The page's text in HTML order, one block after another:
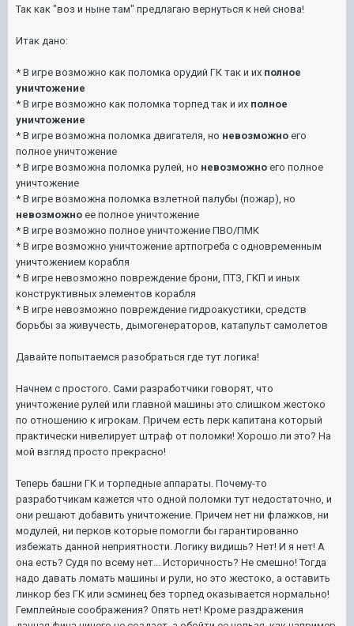
Так как "воз и ныне там" предлагаю вернуться к ней снова!
Итак дано:
* В игре возможно как поломка орудий ГК так и их полное
уничтожение
* В игре возможно как поломка торпед так и их полное
уничтожение
* В игре возможна поломка двигателя, но невозможно его
полное уничтожение
* В игре возможна поломка рулей, но невозможно его полное
уничтожение
* В игре возможна поломка взлетной палубы (пожар), но
невозможно ее полное уничтожение
* В игре возможно полное уничтожение ПВО/ПМК
* В игре возможно уничтожение артпогреба с одновременным
уничтожением корабля
* В игре невозможно повреждение брони, ПТЗ, ГКП и иных
конструктивных элементов корабля
* В игре невозможно повреждение гидроакустики, средств
борьбы за живучесть, дымогенераторов, катапульт самолетов
Давайте попытаемся разобраться где тут логика!
Начнем с простого. Сами разработчики говорят, что
уничтожение рулей или главной машины это слишком жестоко
по отношению к игрокам. Причем есть перк капитана который
практически нивелирует штраф от поломки! Хорошо ли это? На
мой взгляд просто прекрасно!
Теперь башни ГК и торпедные аппараты. Почему-то
разработчикам кажется что одной поломки тут недостаточно, и
они решают добавить уничтожение. Причем нет ни флажков, ни
модулей, ни перков которые помогли бы гарантированно
избежать данной неприятности. Логику видишь? Нет! И я нет! А
она есть? Судя по всему нет... Историчность? Не смешно! Тогда
надо давать ломать машины и рули, но это жестоко, а оставить
линкор без ГК или эсминец без торпед оказывается нормально!
Гемплейные соображения? Опять нет! Кроме раздражения